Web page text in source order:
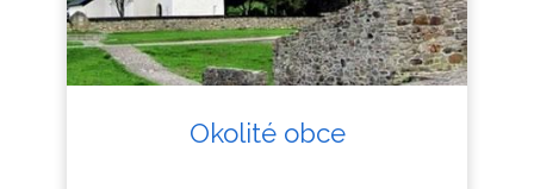
Okolité obce